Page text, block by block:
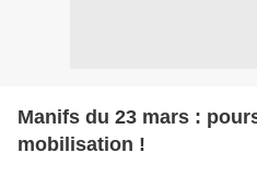
Manifs du 23 mars :
mobilisation !